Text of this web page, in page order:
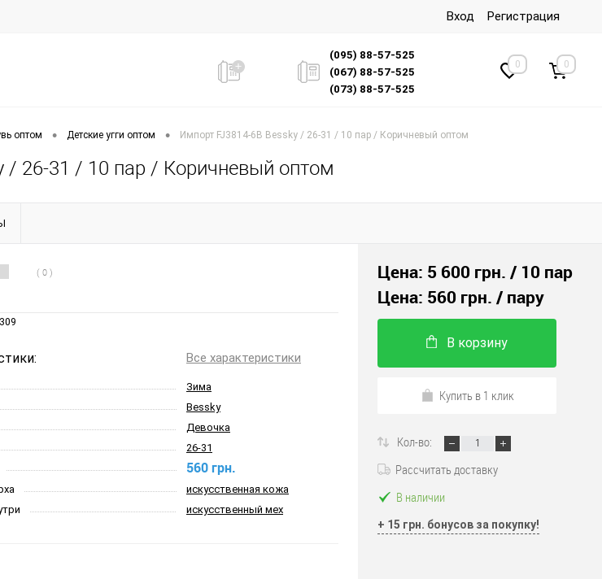
Вход Регистрация
(095) 88-57-525
(067) 88-57-525
(073) 88-57-525
0 0
оптом • Детские угги оптом • Импорт FJ3814-6B Bessky / 26-31 / 10 пар / Коричневый оптом
/ 26-31 / 10 пар / Коричневый оптом
( 0 )
309
Все характеристики
Зима
Bessky
Девочка
26-31
560 грн.
искусственная кожа
искусственный мех
Цена: 5 600 грн. / 10 пар
Цена: 560 грн. / пару
В корзину
Купить в 1 клик
Кол-во:
Рассчитать доставку
В наличии
+ 15 грн. бонусов за покупку!